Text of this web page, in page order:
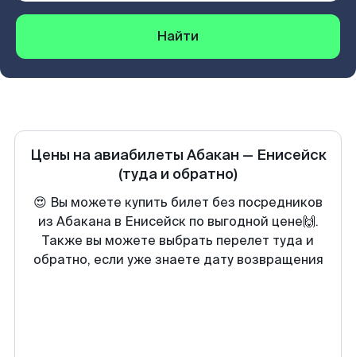
Найти
Цены на авиабилеты Абакан — Енисейск
(туда и обратно)
😍 Вы можете купить билет без посредников
из Абакана в Енисейск по выгодной цене🙌.
Также вы можете выбрать перелет туда и
обратно, если уже знаете дату возвращения